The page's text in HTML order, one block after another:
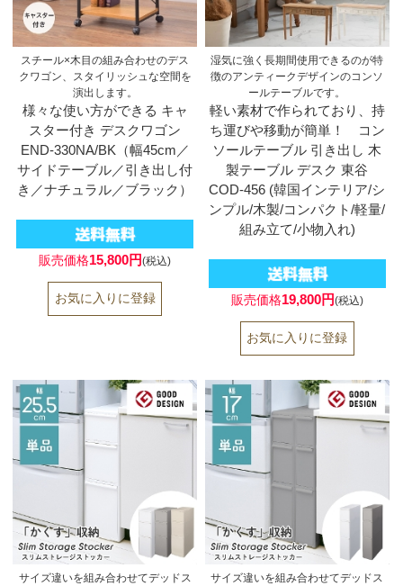
スチール×木目の組み合わせのデス
クワゴン、スタイリッシュな空間を
演出します。
様々な使い方ができる キャ
スター付き デスクワゴン
END-330NA/BK（幅45cm／
サイドテーブル／引き出し付
き／ナチュラル／ブラック）
販売価格15,800円(税込)
湿気に強く長期間使用できるのが特
徴のアンティークデザインのコンソ
ールテーブルです。
軽い素材で作られており、持
ち運びや移動が簡単！ コン
ソールテーブル 引き出し 木
製テーブル デスク 東谷
COD-456 (韓国インテリア/シ
ンプル/木製/コンパクト/軽量/
組み立て/小物入れ)
販売価格19,800円(税込)
サイズ違いを組み合わせてデッドス
サイズ違いを組み合わせてデッドス